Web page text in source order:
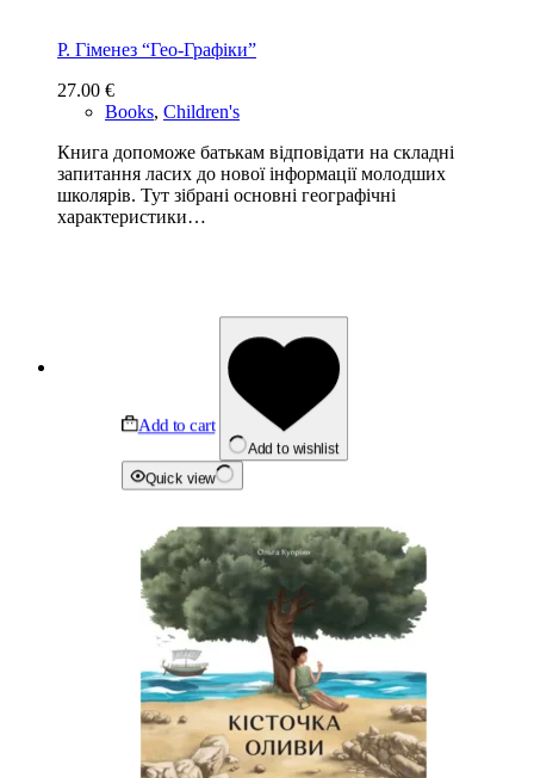
Р. Гіменез “Гео-Графіки”
27.00 €
Books, Children's
Книга допоможе батькам відповідати на складні
запитання ласих до нової інформації молодших
школярів. Тут зібрані основні географічні
характеристики…
Add to cart
Add to wishlist
Quick view